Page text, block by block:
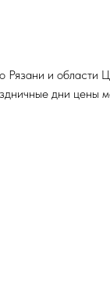
Рязани и области
дни цены